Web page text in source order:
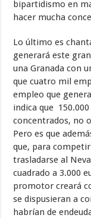
bipartidismo en
hacer mucha
Lo último es
generará este
una Granada con
que cuatro mil
empleo que
indica que
concentrados, no
Pero es que
que, para
trasladarse al
cuadrado a 3.000
promotor creará
se dispusieran a
habrían de